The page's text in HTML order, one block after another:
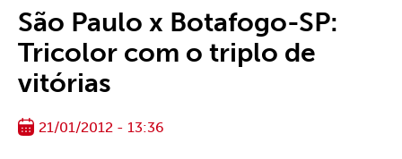
São Paulo x Botafogo-SP:
Tricolor com o triplo de
vitórias
21/01/2012 - 13:36